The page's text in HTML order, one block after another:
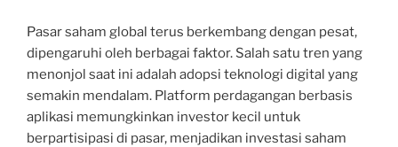
Pasar saham global terus berkembang dengan pesat,
dipengaruhi oleh berbagai faktor. Salah satu tren yang
menonjol saat ini adalah adopsi teknologi digital yang
semakin mendalam. Platform perdagangan berbasis
aplikasi memungkinkan investor kecil untuk
berpartisipasi di pasar, menjadikan investasi saham